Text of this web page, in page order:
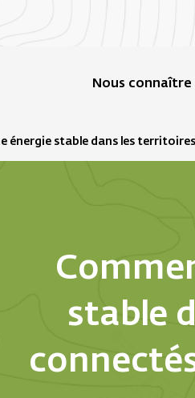
Nous connaître
énergie stable dans les
stable